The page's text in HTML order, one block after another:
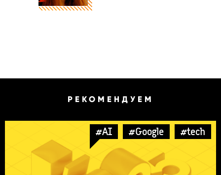
РЕКОМЕНДУЕМ
#AI #Google #tech